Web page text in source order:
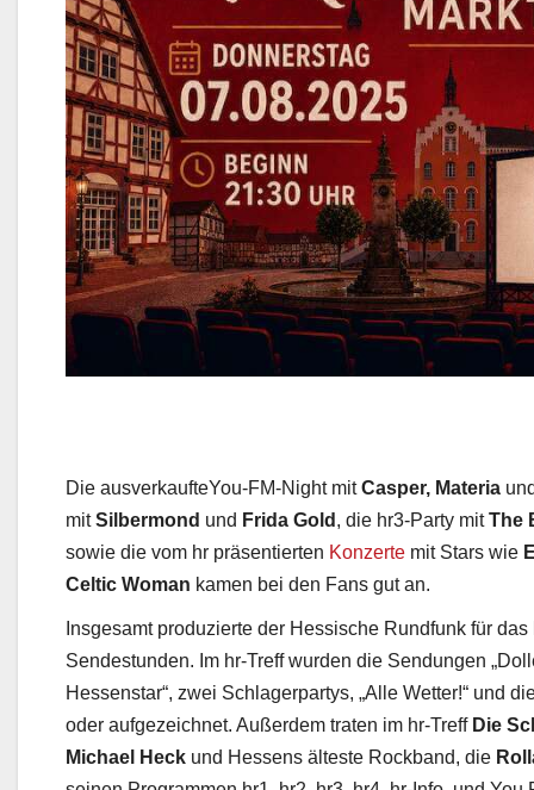
Die ausverkaufteYou-FM-Night mit Casper, Materia
mit Silbermond und Frida Gold, die hr3-Party mit The
sowie die vom hr präsentierten Konzerte mit Stars wie
Celtic Woman kamen bei den Fans gut an.
Insgesamt produzierte der Hessische Rundfunk für das
Sendestunden. Im hr-Treff wurden die Sendungen
Hessenstar“, zwei Schlagerpartys, „Alle Wetter!“ und
oder aufgezeichnet. Außerdem traten im hr-Treff Die
Michael Heck und Hessens älteste Rockband, die